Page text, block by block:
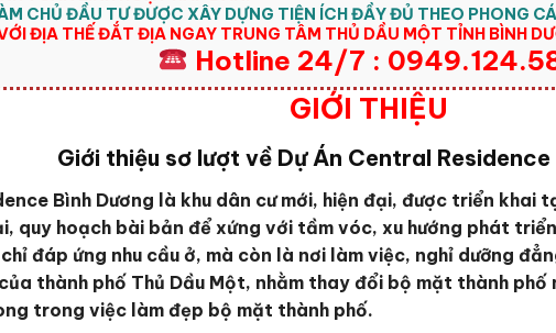
CHỦ ĐẦU TƯ ĐƯỢC XÂY DỰNG TIỆN ÍCH ĐẦY ĐỦ THEO PHONG
ĐỊA THẾ ĐẮT ĐỊA NGAY TRUNG TÂM THỦ DẦU MỘT TỈNH BÌNH
Hotline 24/7 :
GIỚI THIỆU
Giới thiệu sơ lượt về Dự Án Central Residence
Bình Dương là khu dân cư mới, hiện đại, được triển
quy hoạch bài bản để xứng với tầm vóc, xu hướng phát
đáp ứng nhu cầu ở, mà còn là nơi làm việc, nghỉ dưỡng
thành phố Thủ Dầu Một, nhằm thay đổi bộ mặt thành
trong việc làm đẹp bộ mặt thành phố.